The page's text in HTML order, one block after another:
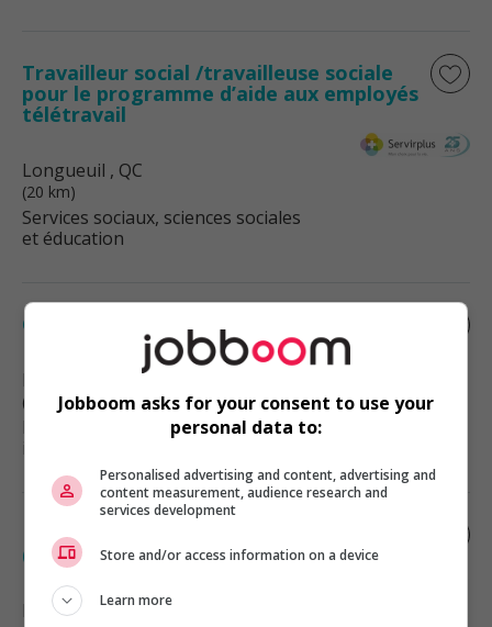
Travailleur social /travailleuse sociale
pour le programme d’aide aux employés
télétravail
Longueuil , QC
(20 km)
Services sociaux, sciences sociales
et éducation
Commis ventes et marketing
(22 km)
Ressources humaines et relations
Développeur principal, full stack
(télétravail - boucherville)
Boucherville, QC
Jobboom asks for your consent to use your
personal data to:
Personalised advertising and content, advertising and
content measurement, audience research and
services development
Store and/or access information on a device
Learn more